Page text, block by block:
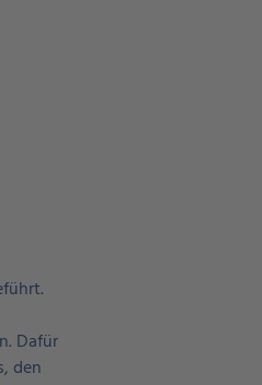
Dafür
den